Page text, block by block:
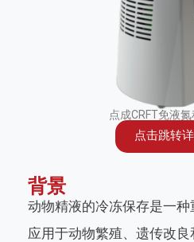
点成CRFT免液
点击跳转
背景
动物精液的冷冻保存是一
应用于动物繁殖、遗传改